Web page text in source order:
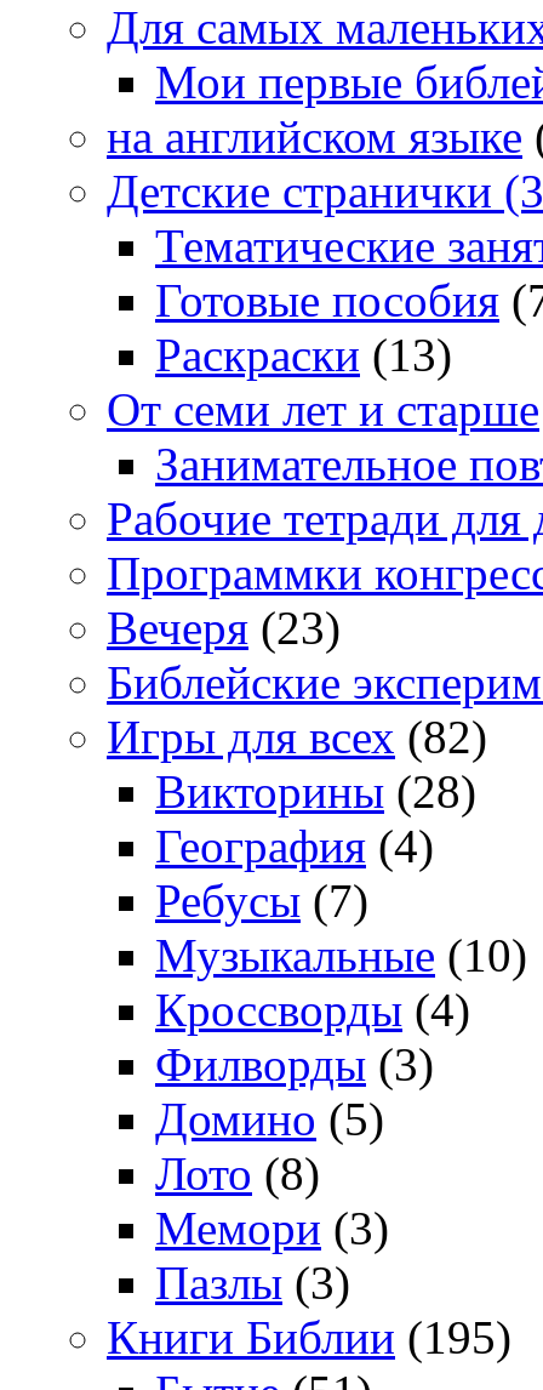
Для самых
Мои первые
на английском языке
Детские странички
Тематические
Готовые пособия
Раскраски (13)
От семи лет и старше
Занимательное
Рабочие тетради для
Программки
Вечеря (23)
Библейские
Игры для всех (82)
Викторины (28)
География (4)
Ребусы (7)
Музыкальные (10)
Кроссворды (4)
Филворды (3)
Домино (5)
Лото (8)
Мемори (3)
Пазлы (3)
Книги Библии (195)